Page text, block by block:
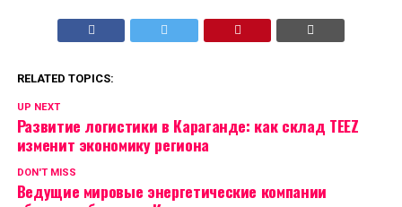
RELATED TOPICS:
UP NEXT
Развитие логистики в Караганде: как склад TEEZ
изменит экономику региона
DON'T MISS
Ведущие мировые энергетические компании